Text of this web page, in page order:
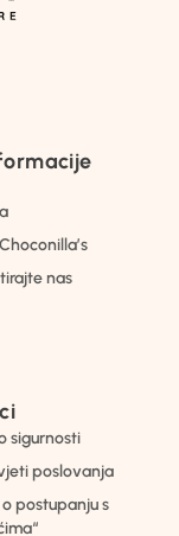
nas
sigurnosti
poslovanja
postupanju s